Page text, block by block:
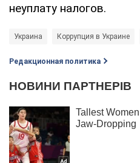
неуплату налогов.
Украина Коррупция в Украине
Редакционная политика